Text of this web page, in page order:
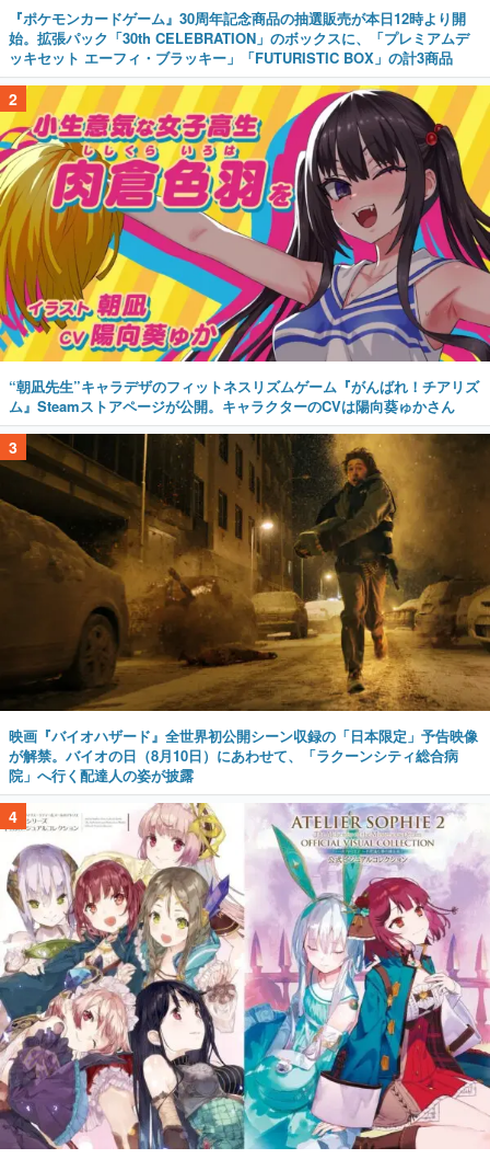
『ポケモンカードゲーム』30周年記念商品の抽選販売が本日12時より開
始。拡張パック「30th CELEBRATION」のボックスに、「プレミアムデ
ッキセット エーフィ・ブラッキー」「FUTURISTIC BOX」の計3商品
2
“朝凪先生”キャラデザのフィットネスリズムゲーム『がんばれ！チアリズ
ム』Steamストアページが公開。キャラクターのCVは陽向葵ゅかさん
3
映画『バイオハザード』全世界初公開シーン収録の「日本限定」予告映像
が解禁。バイオの日（8月10日）にあわせて、「ラクーンシティ総合病
院」へ行く配達人の姿が披露
4